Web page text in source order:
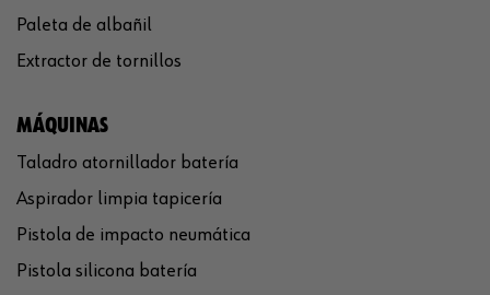
Paleta de albañil
Extractor de tornillos
MÁQUINAS
Taladro atornillador batería
Aspirador limpia tapicería
Pistola de impacto neumática
Pistola silicona batería